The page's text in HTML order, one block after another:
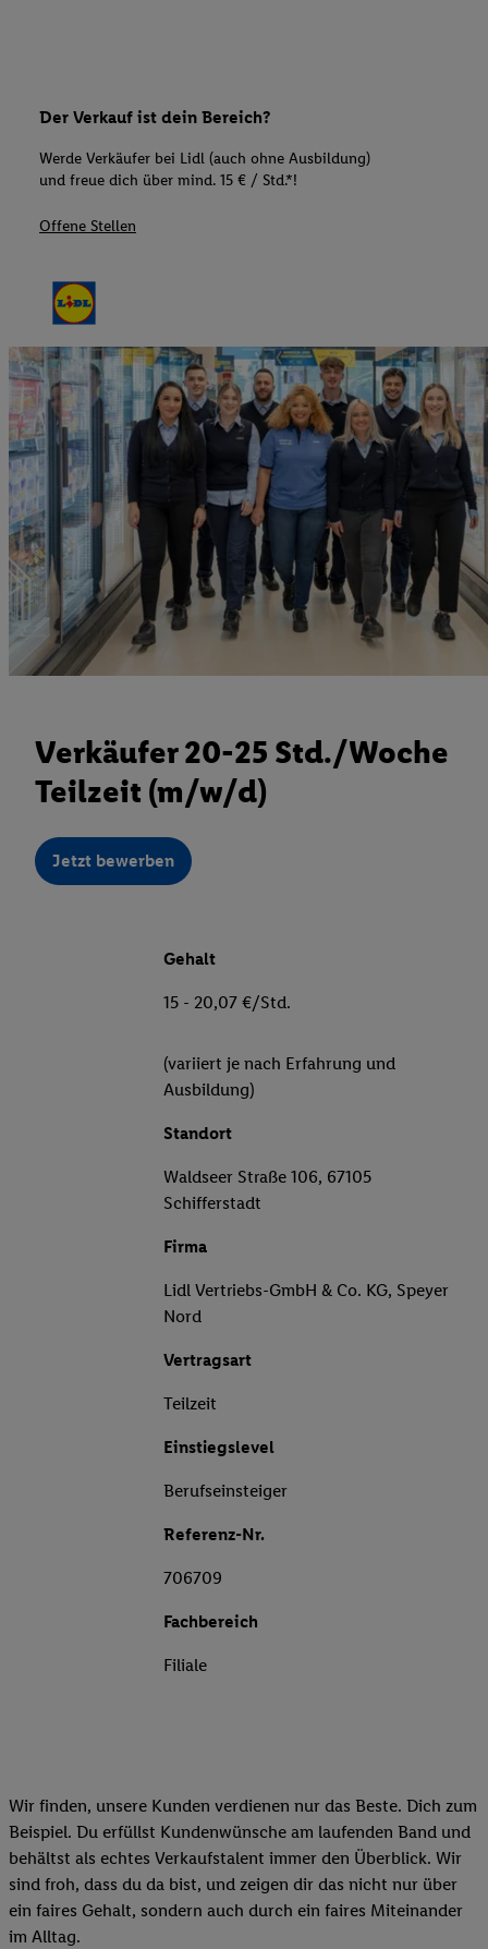
Der Verkauf ist dein Bereich?
Werde Verkäufer bei Lidl (auch ohne Ausbildung)
und freue dich über mind. 15 € / Std.*!
Offene Stellen
Verkäufer 20-25 Std./Woche
Teilzeit (m/w/d)
Jetzt bewerben
Gehalt
15 - 20,07 €/Std.
(variiert je nach Erfahrung und
Ausbildung)
Standort
Waldseer Straße 106, 67105
Schifferstadt
Firma
Lidl Vertriebs-GmbH & Co. KG, Speyer
Nord
Vertragsart
Teilzeit
Einstiegslevel
Berufseinsteiger
Referenz-Nr.
706709
Fachbereich
Filiale
Wir finden, unsere Kunden verdienen nur das Beste. Dich zum
Beispiel. Du erfüllst Kundenwünsche am laufenden Band und
behältst als echtes Verkaufstalent immer den Überblick. Wir
sind froh, dass du da bist, und zeigen dir das nicht nur über
ein faires Gehalt, sondern auch durch ein faires Miteinander
im Alltag.